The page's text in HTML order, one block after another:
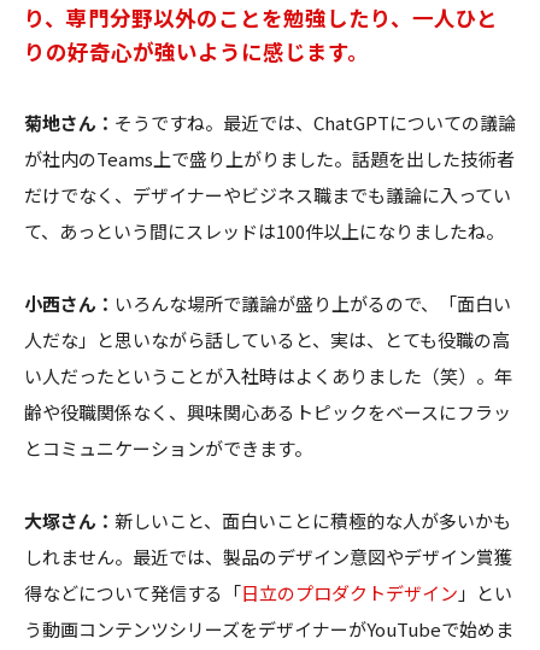
り、専門分野以外のことを勉強したり、一人ひと
りの好奇心が強いように感じます。
菊地さん： そうですね。最近では、ChatGPTについての議論
が社内のTeams上で盛り上がりました。話題を出した技術者
だけでなく、デザイナーやビジネス職までも議論に入ってい
て、あっという間にスレッドは100件以上になりましたね。
小西さん： いろんな場所で議論が盛り上がるので、「面白い
人だな」と思いながら話していると、実は、とても役職の高
い人だったということが入社時はよくありました（笑）。年
齢や役職関係なく、興味関心あるトピックをベースにフラッ
とコミュニケーションができます。
大塚さん： 新しいこと、面白いことに積極的な人が多いかも
しれません。最近では、製品のデザイン意図やデザイン賞獲
得などについて発信する「日立のプロダクトデザイン 」とい
う動画コンテンツシリーズをデザイナーがYouTubeで始めま